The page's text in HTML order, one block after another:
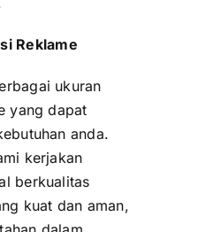
Reklame
ukuran
yang dapat
anda.
kerjakan
berkualitas
kuat dan aman,